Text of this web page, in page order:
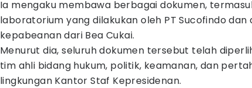
Ia mengaku membawa berbagai dokumen,
laboratorium yang dilakukan oleh PT Sucofindo dan
kepabeanan dari Bea Cukai.
Menurut dia, seluruh dokumen tersebut telah
tim ahli bidang hukum, politik, keamanan, dan
lingkungan Kantor Staf Kepresidenan.